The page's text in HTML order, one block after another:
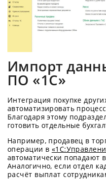
Импорт
ПО «1С»
Интеграция покупке
автоматизировать
Благодаря этому
готовить отдельные
Например, продавец в
операции в
автоматически попадают
Аналогично, если отдел
расчёт выплат